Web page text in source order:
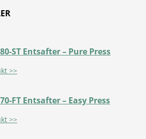
ST Entsafter – Pure Press
>>
FT Entsafter – Easy Press
>>